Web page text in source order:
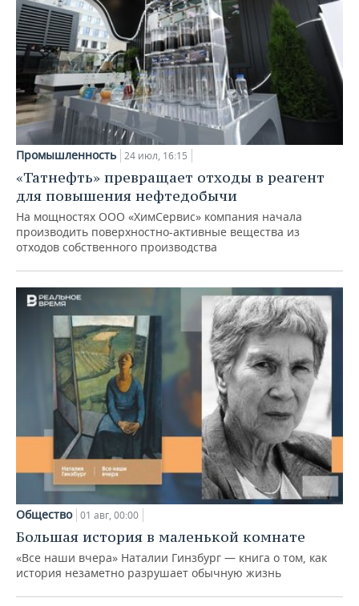
Промышленность 24 июл, 16:15
«Татнефть» превращает отходы в реагент
для повышения нефтедобычи
На мощностях ООО «ХимСервис» компания начала
производить поверхностно-активные вещества из
отходов собственного производства
Общество 01 авг, 00:00
Большая история в маленькой комнате
«Все наши вчера» Наталии Гинзбург — книга о том, как
история незаметно разрушает обычную жизнь